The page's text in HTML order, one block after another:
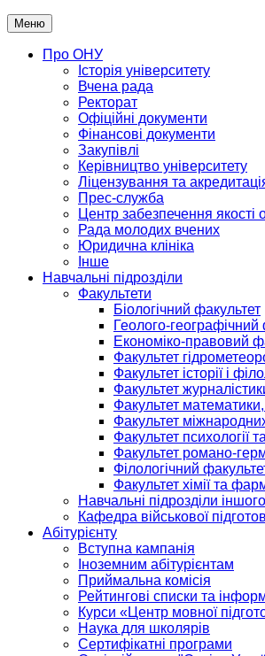
Меню
Про ОНУ
Історія університету
Вчена рада
Ректорат
Офіційні документи
Фінансові документи
Закупівлі
Керівництво університету
Ліцензування та
Прес-служба
Центр забезпечення якості
Рада молодих вчених
Юридична клініка
Інше
Навчальні підрозділи
Факультети
Біологічний факультет
Геолого-географічний
Економіко-правовий
Факультет
Факультет історії і
Факультет
Факультет
Факультет
Факультет психології
Факультет романо-
Філологічний
Факультет хімії та
Навчальні підрозділи
Кафедра військової
Абітурієнту
Вступна кампанія
Іноземним абітурієнтам
Приймальна комісія
Рейтингові списки та
Курси «Центр мовної
Наука для школярів
Сертифікатні програми